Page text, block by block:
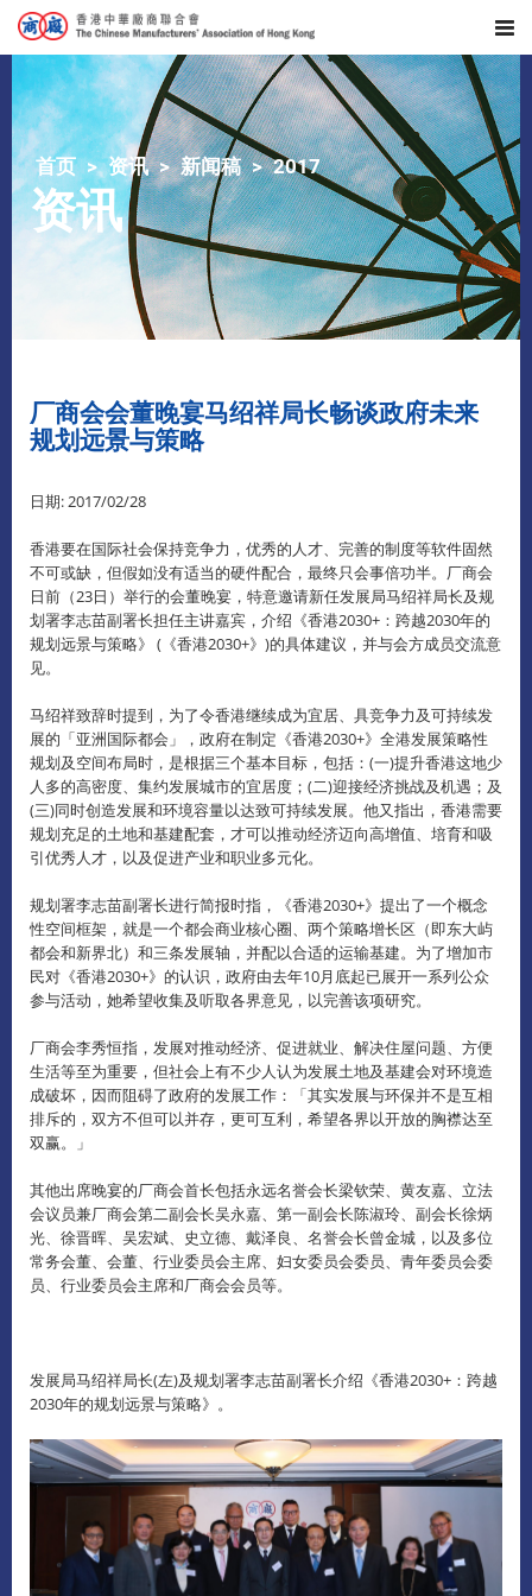
首页 资讯 新闻稿 2017
资讯
厂商会会董晚宴马绍祥局长畅谈政府未来
规划远景与策略
日期: 2017/02/28
香港要在国际社会保持竞争力，优秀的人才、完善的制度等软件固然
不可或缺，但假如没有适当的硬件配合，最终只会事倍功半。 厂商会
日前（23日）举行的会董晚宴，特意邀请新任发展局马绍祥局长及规
划署李志苗副署长担任主讲嘉宾，介绍《香港2030+：跨越2030年的
规划远景与策略》 (《香港2030+》)的具体建议，并与会方成员交流意
见。
马绍祥致辞时提到，为了令香港继续成为宜居、具竞争力及可持续发
展的「亚洲国际都会」，政府在制定《香港2030+》全港发展策略性
规划及空间布局时，是根据三个基本目标，包括：(一)提升香港这地少
人多的高密度、集约发展城市的宜居度；(二)迎接经济挑战及机遇；及
(三)同时创造发展和环境容量以达致可持续发展。 他又指出，香港需要
规划充足的土地和基建配套，才可以推动经济迈向高增值、培育和吸
引优秀人才，以及促进产业和职业多元化。
规划署李志苗副署长进行简报时指，《香港2030+》提出了一个概念
性空间框架，就是一个都会商业核心圈、两个策略增长区（即东大屿
都会和新界北）和三条发展轴，并配以合适的运输基建。 为了增加市
民对《香港2030+》的认识，政府由去年10月底起已展开一系列公众
参与活动，她希望收集及听取各界意见，以完善该项研究。
厂商会李秀恒指，发展对推动经济、促进就业、解决住屋问题、方便
生活等至为重要，但社会上有不少人认为发展土地及基建会对环境造
成破坏，因而阻碍了政府的发展工作：「其实发展与环保并不是互相
排斥的，双方不但可以并存，更可互利，希望各界以开放的胸襟达至
双赢。」
其他出席晚宴的厂商会首长包括永远名誉会长梁钦荣、黄友嘉、立法
会议员兼厂商会第二副会长吴永嘉、第一副会长陈淑玲、副会长徐炳
光、徐晋晖、吴宏斌、史立德、戴泽良、名誉会长曾金城，以及多位
常务会董、会董、行业委员会主席、妇女委员会委员、青年委员会委
员、行业委员会主席和厂商会会员等。
发展局马绍祥局长(左)及规划署李志苗副署长介绍《香港2030+：跨越
2030年的规划远景与策略》。